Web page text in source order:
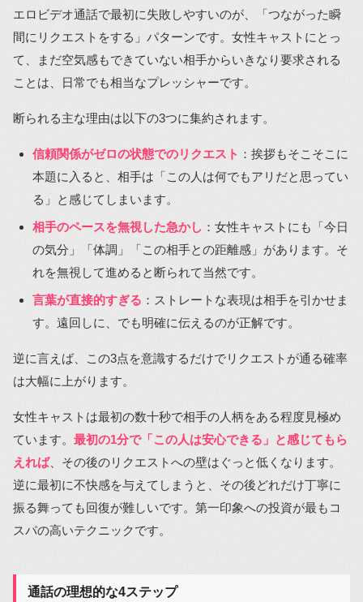
エロビデオ通話で最初に失敗しやすいのが、「つながった瞬
間にリクエストをする」パターンです。女性キャストにとっ
て、まだ空気感もできていない相手からいきなり要求される
ことは、日常でも相当なプレッシャーです。
断られる主な理由は以下の3つに集約されます。
信頼関係がゼロの状態でのリクエスト ：挨拶もそこそこに
本題に入ると、相手は「この人は何でもアリだと思ってい
る」と感じてしまいます。
相手のペースを無視した急かし ：女性キャストにも「今日
の気分」「体調」「この相手との距離感」があります。そ
れを無視して進めると断られて当然です。
言葉が直接的すぎる ：ストレートな表現は相手を引かせま
す。遠回しに、でも明確に伝えるのが正解です。
逆に言えば、この3点を意識するだけでリクエストが通る確率
は大幅に上がります。
女性キャストは最初の数十秒で相手の人柄をある程度見極め
ています。 最初の1分で「この人は安心できる」と感じてもら
えれば、その後のリクエストへの壁はぐっと低くなります。
逆に最初に不快感を与えてしまうと、その後どれだけ丁寧に
振る舞っても回復が難しいです。第一印象への投資が最もコ
スパの高いテクニックです。
通話の理想的な4ステップ